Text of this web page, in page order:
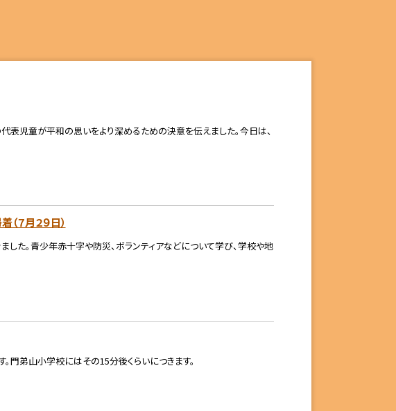
表児童が平和の思いをより深めるための決意を伝えました。今日は、
７月２９日）
た。青少年赤十字や防災、ボランティアなどについて学び、学校や地
門弟山小学校にはその15分後くらいにつきます。